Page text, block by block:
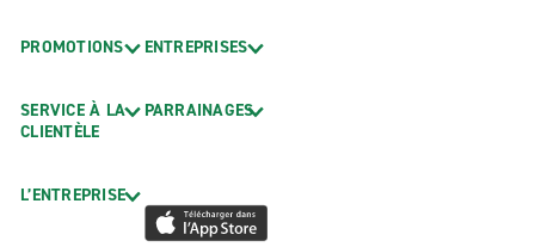
PROMOTIONS
SERVICE À LA
CLIENTÈLE
L’ENTREPRISE
ENTREPRISES
PARRAINAGES